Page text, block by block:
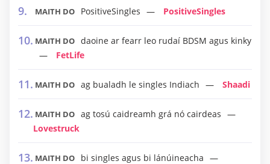
MAITH DO PositiveSingles PositiveSingles
MAITH DO daoine ar fearr leo rudaí BDSM agus kinky
FetLife
MAITH DO ag bualadh le singles Indiach Shaadi
MAITH DO ag tosú caidreamh grá nó cairdeas
Lovestruck
MAITH DO
bi singles agus bi lánúineacha